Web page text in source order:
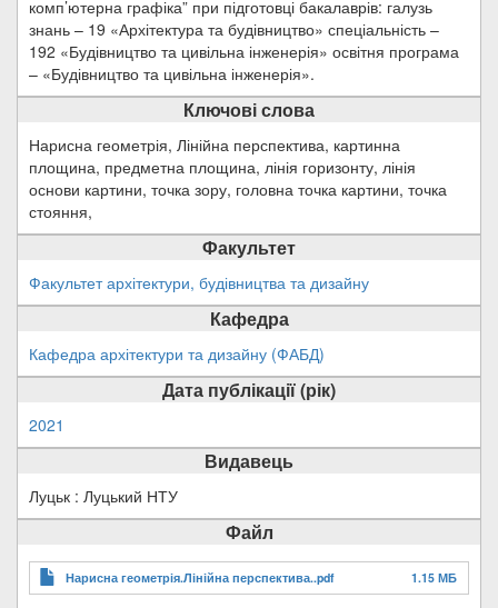
комп’ютерна графіка” при підготовці бакалаврів: галузь
знань – 19 «Архітектура та будівництво» спеціальність –
192 «Будівництво та цивільна інженерія» освітня програма
– «Будівництво та цивільна інженерія».
Ключові слова
Нарисна геометрія, Лінійна перспектива, картинна
площина, предметна площина, лінія горизонту, лінія
основи картини, точка зору, головна точка картини, точка
стояння,
Факультет
Факультет архітектури, будівництва та дизайну
Кафедра
Кафедра архітектури та дизайну (ФАБД)
Дата публікації (рік)
2021
Видавець
Луцьк : Луцький НТУ
Файл
Нарисна геометрія.Лінійна перспектива..pdf 1.15 МБ